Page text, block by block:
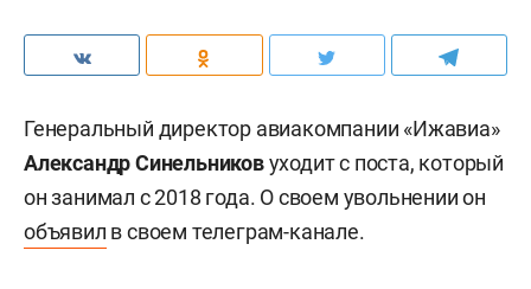
Генеральный директор авиакомпании «Ижавиа»
Александр Синельниковуходит с поста, который
он занимал с 2018 года. О своем увольнении он
объявил в своем телеграм-канале.